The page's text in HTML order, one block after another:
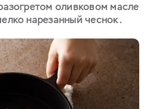
оливковом масле
нарезанный чеснок.